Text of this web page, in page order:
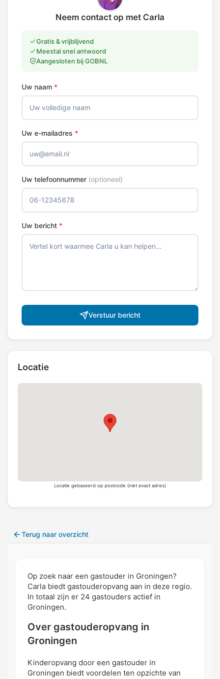
Neem contact op met Carla
Gratis & vrijblijvend
Meestal snel antwoord
Aangesloten bij GOBNL
Uw naam *
Uw e-mailadres *
Uw telefoonnummer (optioneel)
Uw bericht *
Verstuur bericht
Locatie
Locatie gebaseerd op postcode (niet exact adres)
Terug naar overzicht
Op zoek naar een gastouder in Groningen?
Carla biedt gastouderopvang aan in deze regio.
In totaal zijn er 24 gastouders actief in
Groningen.
Over gastouderopvang in
Groningen
Kinderopvang door een gastouder in
Groningen biedt voordelen ten opzichte van